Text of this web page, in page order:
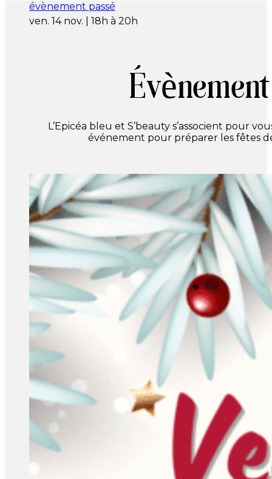
évènement passé
ven. 14 nov. | 18h à 20h
L’Epicéa bleu et S’beauty s’associent pour
événement pour préparer les fêtes